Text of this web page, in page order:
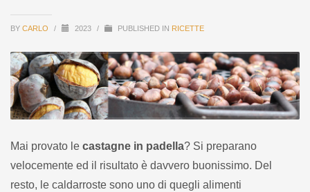
BY CARLO / 2023 / PUBLISHED IN RICETTE
Mai provato le castagne in padella? Si preparano
velocemente ed il risultato è davvero buonissimo. Del
resto, le caldarroste sono uno di quegli alimenti